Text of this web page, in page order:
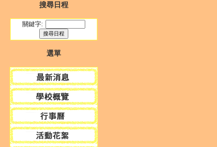
搜尋日程
關鍵字:
選單